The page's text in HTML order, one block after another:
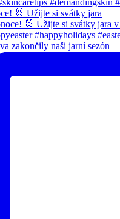
🐰 Užijte si svátky jara
zakončily naši jarní sezón